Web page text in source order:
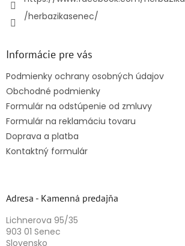
/herbazikasenec/
Informácie pre vás
Podmienky ochrany osobných údajov
Obchodné podmienky
Formulár na odstúpenie od zmluvy
Formulár na reklamáciu tovaru
Doprava a platba
Kontaktný formulár
Adresa - Kamenná predajňa
Lichnerova 95/35
903 01 Senec
Slovensko